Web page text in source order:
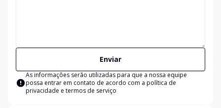
Enviar
As informações serão utilizadas para que a nossa equipe
possa entrar em contato de acordo com a política de
privacidade e termos de serviço